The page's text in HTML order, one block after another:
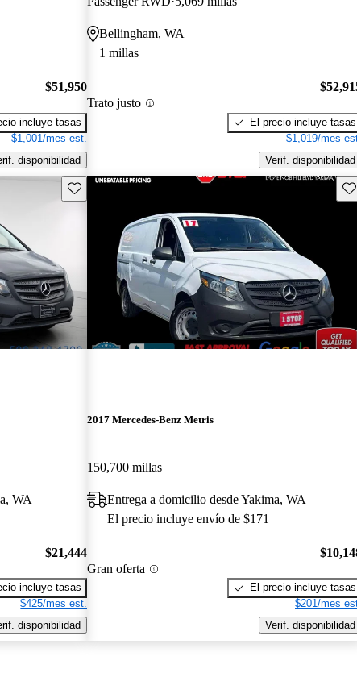
$51,950
incluye tasas
$1,001/mes est.
disponibilidad
Bellingham, WA
1 millas
Trato justo
El precio incluye tasas
$1,019/mes
Verif. disponibilidad
Guarda este Aviso
WA
$21,444
incluye tasas
$425/mes est.
disponibilidad
¡Nuevo!
2017 Mercedes-Benz Metris
150,700 millas
Entrega a domicilio desde Yakima, WA
El precio incluye envío de $171
Gran oferta
El precio incluye tasas
$201/mes
Verif. disponibilidad